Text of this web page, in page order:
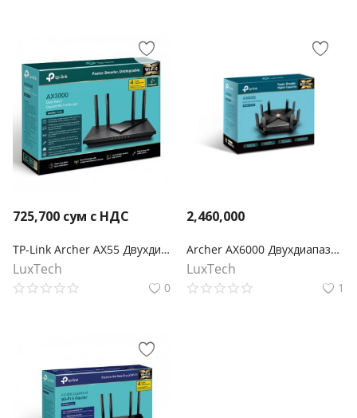
725,700 сум с НДС
TP-Link Archer AX55 Двухдиапазонный гигабитный роутер Wi‑Fi AX3000 с поддержкой Mesh
LuxTech
0
2,460,000
Archer AX6000 Двухдиапазонный гигабитный роутер Wi‑Fi AX6000 с поддержкой Mesh
LuxTech
1